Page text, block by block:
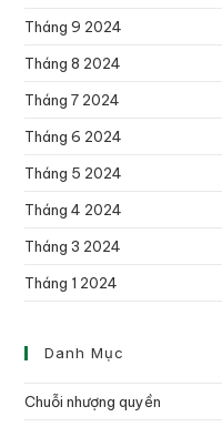
Tháng 9 2024
Tháng 8 2024
Tháng 7 2024
Tháng 6 2024
Tháng 5 2024
Tháng 4 2024
Tháng 3 2024
Tháng 1 2024
Danh Mục
Chuỗi nhượng quyền